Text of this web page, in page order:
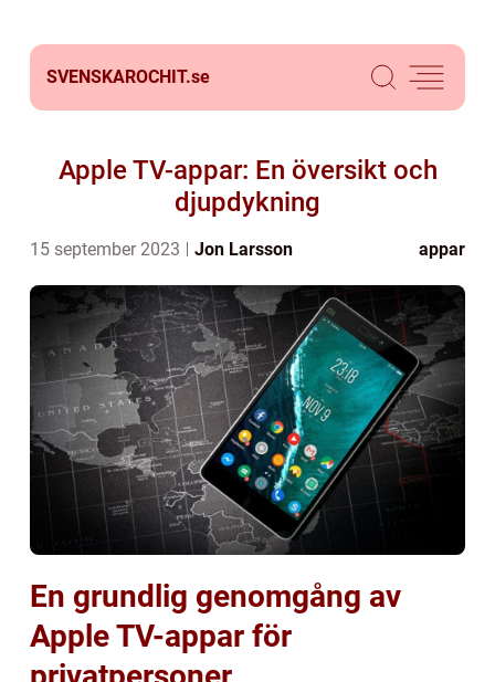
SVENSKAROCHIT.se
Apple TV-appar: En översikt och
djupdykning
15 september 2023 Jon Larsson appar
En grundlig genomgång av
Apple TV-appar för